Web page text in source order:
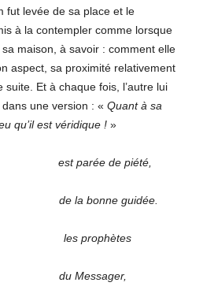
fut levée de sa place et le
à la contempler comme lorsque
sa maison, à savoir : comment elle
aspect, sa proximité relativement
Et à chaque fois, l’autre lui
dans une version : « Quant à sa
qu’il est véridique ! »
parée de piété,
de la bonne guidée.
les prophètes
du Messager,